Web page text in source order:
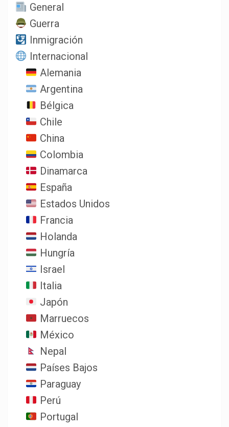
General
Guerra
Inmigración
Internacional
Alemania
Argentina
Bélgica
Chile
China
Colombia
Dinamarca
España
Estados Unidos
Francia
Holanda
Hungría
Israel
Italia
Japón
Marruecos
México
Nepal
Países Bajos
Paraguay
Perú
Portugal